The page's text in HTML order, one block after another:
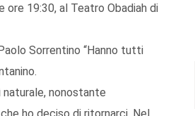
ore 19:30, al Teatro Obadiah di
Sorrentino “Hanno tutti
nonostante
ho deciso di ritornarci. Nel